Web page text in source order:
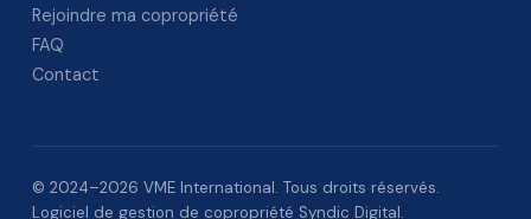
Rejoindre ma copropriété
FAQ
Contact
© 2024–2026 VME International. Tous droits réservés.
Logiciel de gestion de copropriété Syndic Digital.